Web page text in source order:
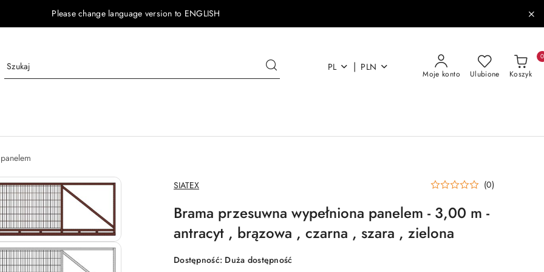
Please change language version to ENGLISH
PL | PLN
Moje konto Ulubione Koszyk
0
NAZWA
PRODUCENTA:
SIATEX (0)
Brama przesuwna wypełniona panelem - 3,00 m -
antracyt , brązowa , czarna , szara , zielona
Dostępność: Duża dostępność